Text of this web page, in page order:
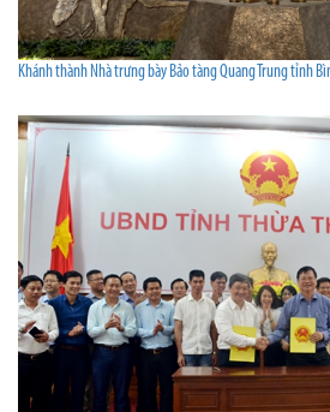
Khánh thành Nhà trưng bày Bảo tàng Quang Trung tỉnh